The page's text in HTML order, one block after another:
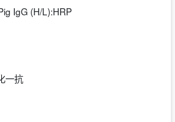
IgG (H/L):HRP
一抗